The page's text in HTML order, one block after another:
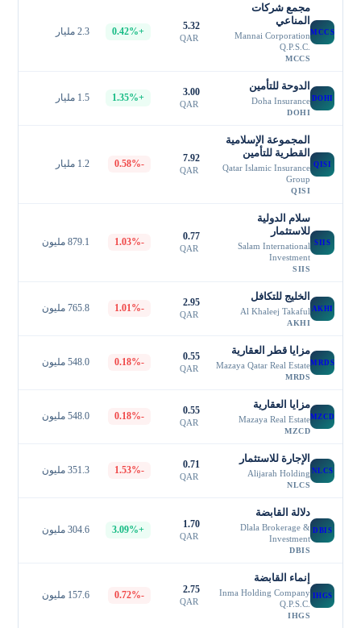
MCCS
مجمع شركات
المناعي
Mannai Corporation
Q.P.S.C.
MCCS
5.32
QAR
+0.42% 2.3 مليار
DOHI
الدوحة للتأمين
Doha Insurance
DOHI
3.00
QAR
+1.35% 1.5 مليار
QISI
المجموعة الإسلامية
القطرية للتأمين
Qatar Islamic Insurance
Group
QISI
7.92
QAR
-0.58% 1.2 مليار
SIIS
سلام الدولية
للاستثمار
Salam International
Investment
SIIS
0.77
QAR
-1.03% 879.1 مليون
AKHI
الخليج للتكافل
Al Khaleej Takaful
AKHI
2.95
QAR
-1.01% 765.8 مليون
MRDS
مزايا قطر العقارية
Mazaya Qatar Real Estate
MRDS
0.55
QAR
-0.18% 548.0 مليون
MZCD
مزايا العقارية
Mazaya Real Estate
MZCD
0.55
QAR
-0.18% 548.0 مليون
NLCS
الإجارة للاستثمار
Alijarah Holding
NLCS
0.71
QAR
-1.53% 351.3 مليون
DBIS
دلالة القابضة
Dlala Brokerage &
Investment
DBIS
1.70
QAR
+3.09% 304.6 مليون
IHGS
إنماء القابضة
Inma Holding Company
Q.P.S.C.
IHGS
2.75
QAR
-0.72% 157.6 مليون